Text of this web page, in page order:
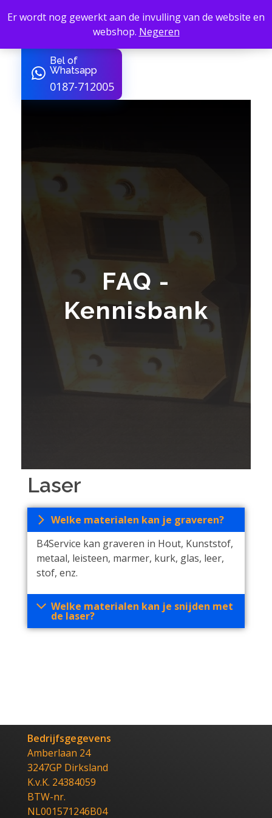
Er wordt nog gewerkt aan de invulling van de website en
webshop. Negeren
Bel of
Whatsapp
0187-712005
FAQ -
Kennisbank
Laser
Welke materialen kan je graveren?
B4Service kan graveren in Hout, Kunststof,
metaal, leisteen, marmer, kurk, glas, leer,
stof, enz.
Welke materialen kan je snijden met
de laser?
Bedrijfsgegevens
Amberlaan 24
3247GP Dirksland
K.v.K. 24384059
BTW-nr.
NL001571246B04